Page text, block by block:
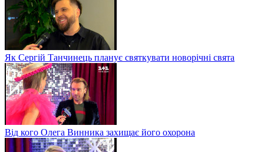
Як Сергій Танчинець планує святкувати новорічні свята
Від кого Олега Винника захищає його охорона